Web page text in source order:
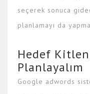
seçerek sonuca
planlamayı da
Hedef
Planlayalım
Google adwords